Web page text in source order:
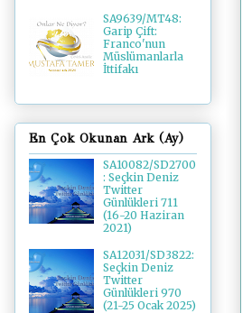
SA9639/MT48:
Garip Çift:
Franco'nun
Müslümanlarla
İttifakı
En Çok Okunan Ark (Ay)
SA10082/SD2700
: Seçkin Deniz
Twitter
Günlükleri 711
(16-20 Haziran
2021)
SA12031/SD3822:
Seçkin Deniz
Twitter
Günlükleri 970
(21-25 Ocak 2025)